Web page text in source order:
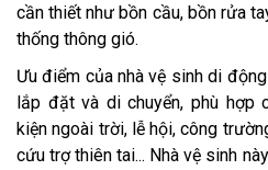
cần thiết như bồn cầu, bồn rửa
thống thông gió.
Ưu điểm của nhà vệ sinh di
lắp đặt và di chuyển, phù hợp
kiện ngoài trời, lễ hội, công
cứu trợ thiên tai... Nhà vệ sinh